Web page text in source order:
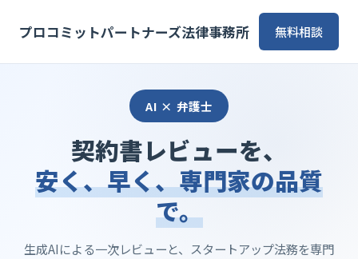
プロコミットパートナーズ法律事務所 無料相談
AI × 弁護士
契約書レビューを、
安く、早く、専門家の品質
で。
生成AIによる一次レビューと、スタートアップ法務を専門